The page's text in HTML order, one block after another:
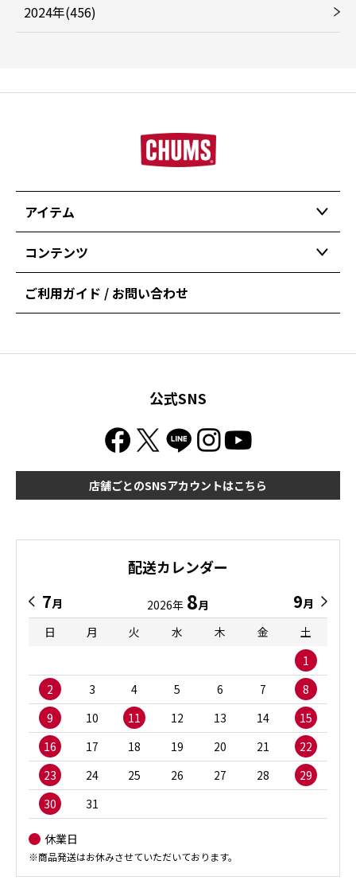
2024年(456)
アイテム
コンテンツ
ご利用ガイド / お問い合わせ
公式SNS
店舗ごとのSNSアカウントはこちら
配送カレンダー
7月 2026年 8月 9月
日
月 火 水 木 金
土
1
2
3 4 5 6 7
8
9
10 11 12 13 14
15
16
17 18 19 20 21
22
23
24 25 26 27 28
29
30
31
休業日
※商品発送はお休みさせていただいております。